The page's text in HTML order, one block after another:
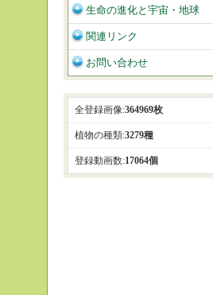
生命の進化と宇宙・地球
関連リンク
お問い合わせ
全登録画像:364969枚
植物の種類:3279種
登録動画数:17064個